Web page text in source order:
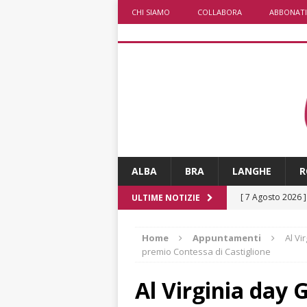
CHI SIAMO COLLABORA ABBONATI
ALBA BRA LANGHE
ULTIME NOTIZIE [ 7 Agosto 2026 ]
[ 7 Agosto 2026
[ 7 Agosto 2026 ]
Home Appuntamenti
Al
premio Contessa di Castiglione
Al Virginia day